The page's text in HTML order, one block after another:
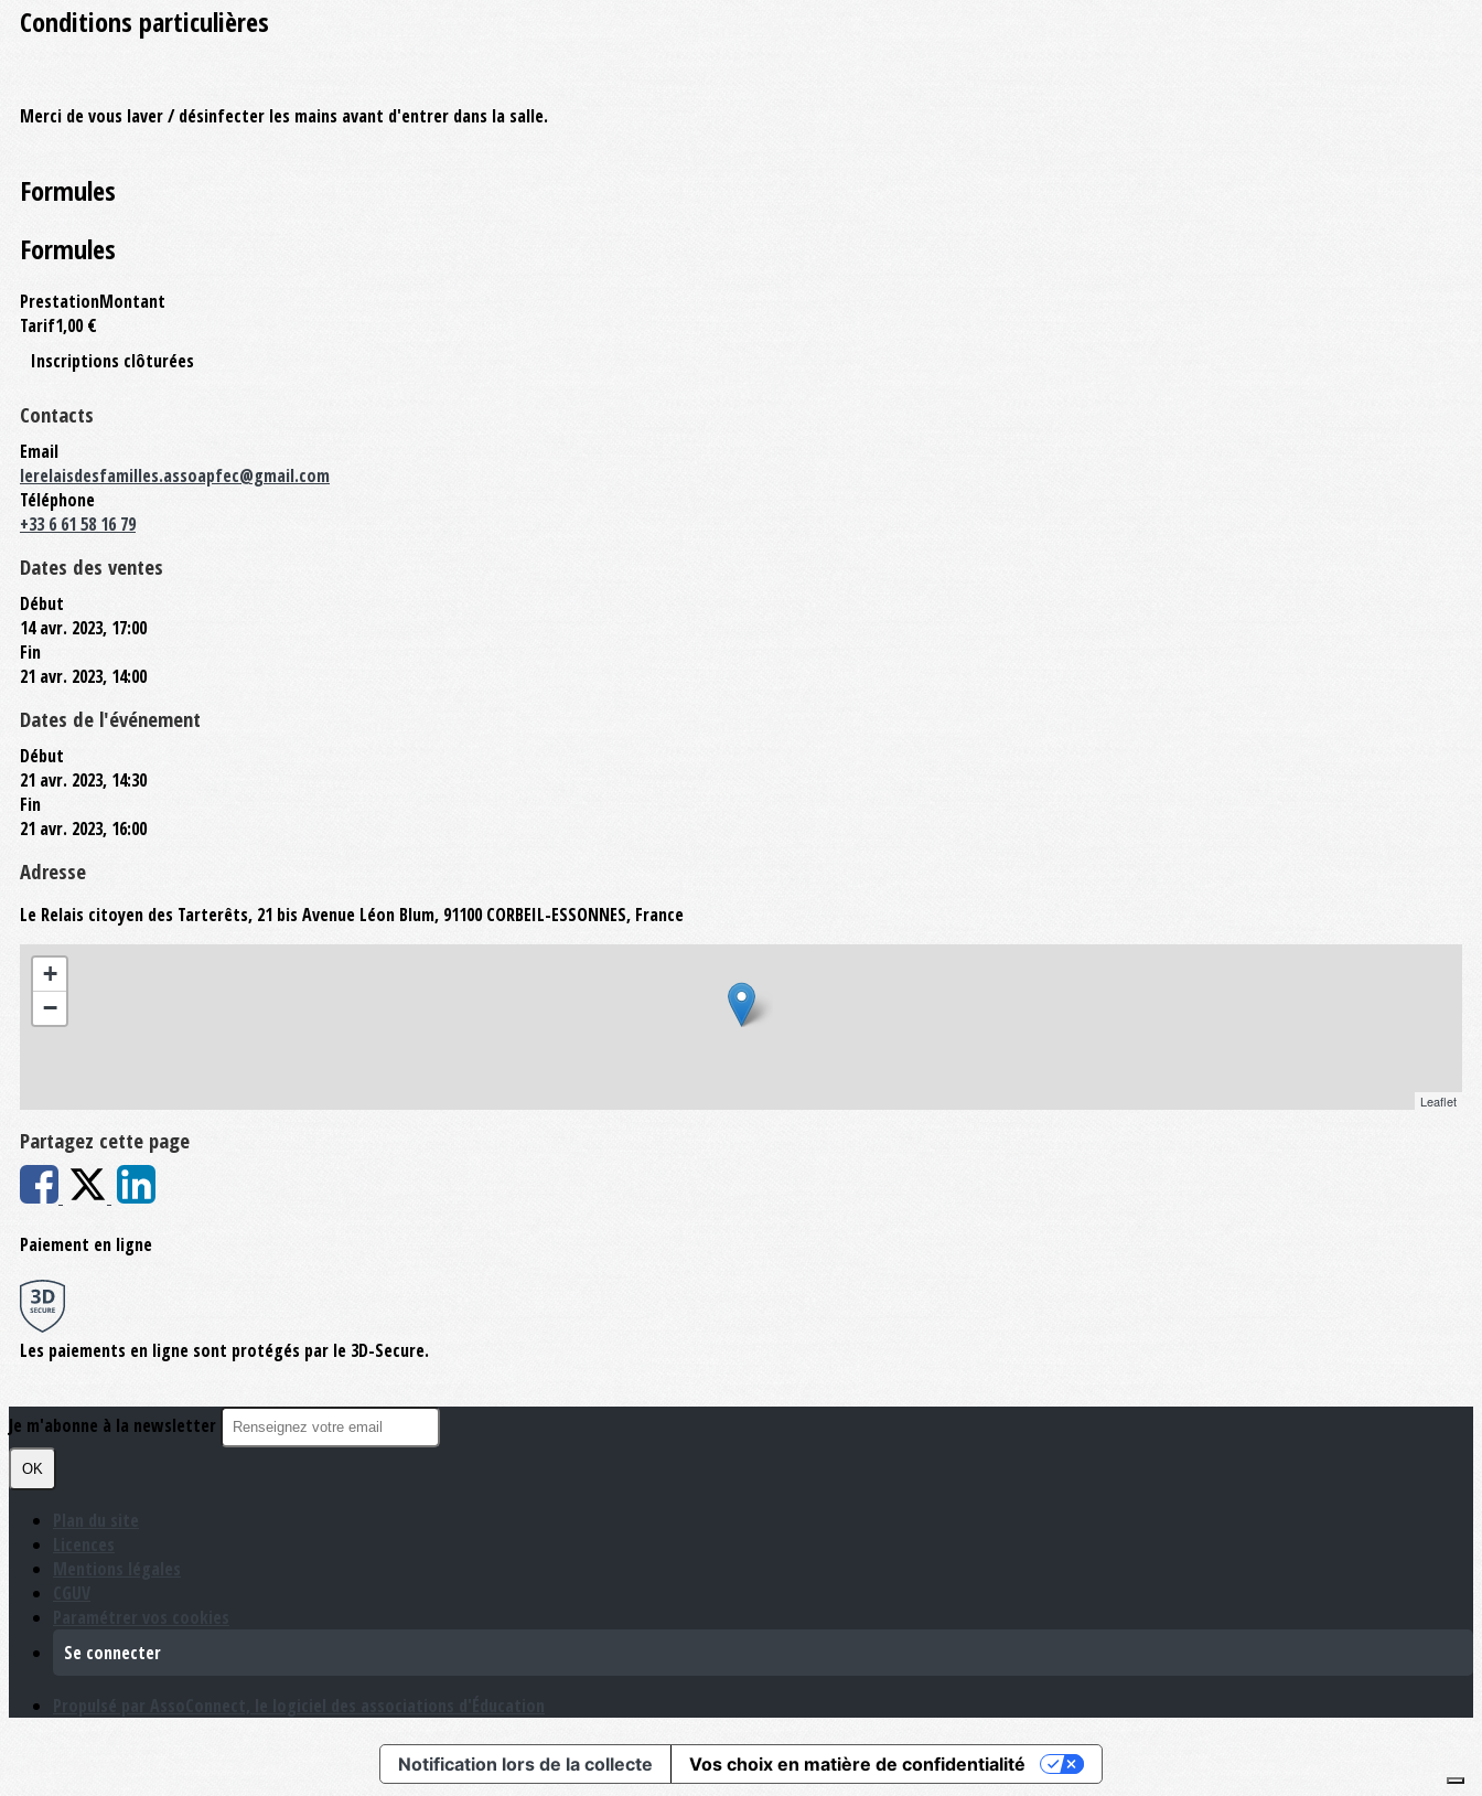
Conditions particulières
Merci de vous laver / désinfecter les mains avant d'entrer dans la salle.
Formules
Formules
PrestationMontant
Tarif1,00 €
Inscriptions clôturées
Contacts
Email
lerelaisdesfamilles.assoapfec@gmail.com
Téléphone
+33 6 61 58 16 79
Dates des ventes
Début
14 avr. 2023, 17:00
Fin
21 avr. 2023, 14:00
Dates de l'événement
Début
21 avr. 2023, 14:30
Fin
21 avr. 2023, 16:00
Adresse
Le Relais citoyen des Tarterêts, 21 bis Avenue Léon Blum, 91100 CORBEIL-ESSONNES, France
+
−
Leaflet
Partagez cette page
Paiement en ligne
Les paiements en ligne sont protégés par le 3D-Secure.
Je m'abonne à la newsletter
OK
Se connecter
Notification lors de la collecte Vos choix en matière de confidentialité